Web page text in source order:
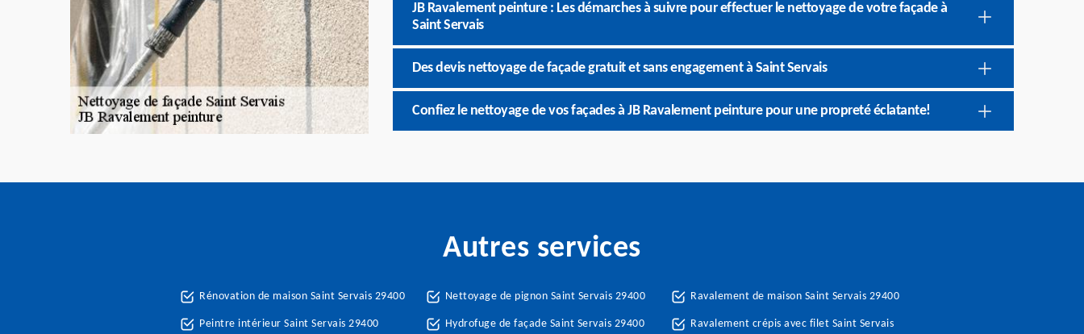
JB Ravalement peinture : Les démarches à suivre pour effectuer le nettoyage de votre façade à
Saint Servais
Des devis nettoyage de façade gratuit et sans engagement à Saint Servais
Confiez le nettoyage de vos façades à JB Ravalement peinture pour une propreté éclatante!
Autres services
Rénovation de maison Saint Servais 29400
Peintre intérieur Saint Servais 29400
Nettoyage de pignon Saint Servais 29400
Hydrofuge de façade Saint Servais 29400
Ravalement de maison Saint Servais 29400
Ravalement crépis avec filet Saint Servais